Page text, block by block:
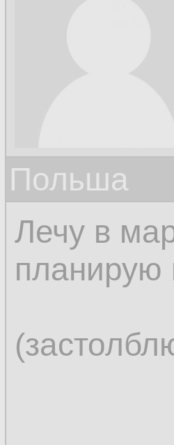
Польша
Лечу в